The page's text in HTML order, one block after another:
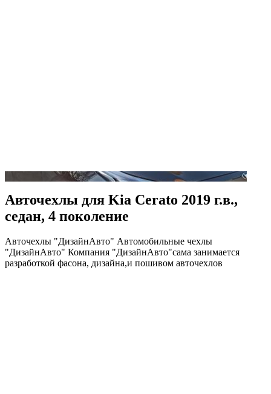
Авточехлы для Kia Cerato 2019 г.в.,
седан, 4 поколение
Авточехлы "ДизайнАвто" Автомобильные чехлы
"ДизайнАвто" Компания "ДизайнАвто"сама занимается
разработкой фасона, дизайна,и пошивом авточехлов